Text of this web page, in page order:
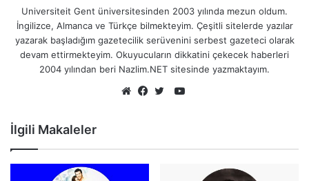
Universiteit Gent üniversitesinden 2003 yılında mezun oldum.
İngilizce, Almanca ve Türkçe bilmekteyim. Çeşitli sitelerde yazılar
yazarak başladığım gazetecilik serüvenini serbest gazeteci olarak
devam ettirmekteyim. Okuyucuların dikkatini çekecek haberleri
2004 yılından beri Nazlim.NET sitesinde yazmaktayım.
YouTube
İlgili Makaleler